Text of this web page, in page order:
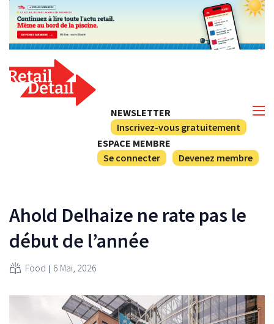
NEWSLETTER
Inscrivez-vous gratuitement
ESPACE MEMBRE
Se connecter
Devenez membre
Ahold Delhaize ne rate pas le
début de l’année
Food 6 Mai, 2026